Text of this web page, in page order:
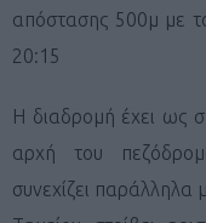
απόστασης 500μ με
20:15
Η διαδρομή έχει ως
αρχή του
συνεχίζει παράλληλα